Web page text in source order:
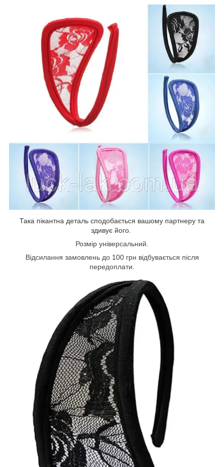
Така пікантна деталь сподобається вашому партнеру та
здивує його.
Розмір універсальний.
Відсилання замовлень до 100 грн відбувається після
передоплати.